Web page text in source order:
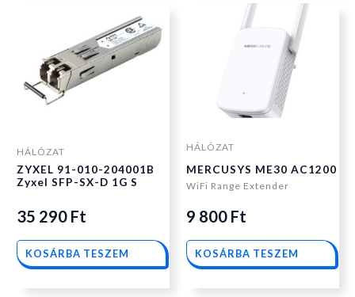
HÁLÓZAT
ZYXEL 91-010-204001B
Zyxel SFP-SX-D 1G S
35 290 Ft
KOSÁRBA TESZEM
HÁLÓZAT
MERCUSYS ME30 AC1200
WiFi Range Extender
9 800 Ft
KOSÁRBA TESZEM